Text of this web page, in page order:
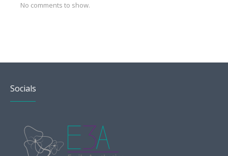
No comments to show.
Socials